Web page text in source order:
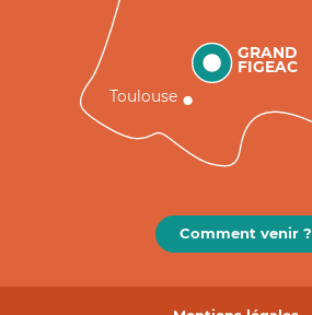
GRAND
FIGEAC
Toulouse
Comment venir ?